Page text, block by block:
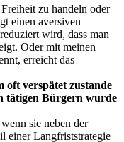
zu handeln oder
einen aversiven
wird, dass man
Oder mit meinen
erreicht das
oft verspätet zustande
tätigen Bürgern wurde
sie neben der
einer Langfriststrategie